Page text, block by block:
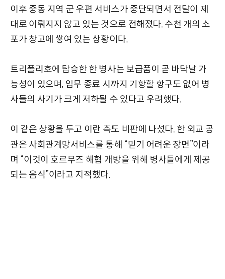
이후 중동 지역 군 우편 서비스가 중단되면서 전달이 제
대로 이뤄지지 않고 있는 것으로 전해졌다. 수천 개의 소
포가 창고에 쌓여 있는 상황이다.
트리폴리호에 탑승한 한 병사는 보급품이 곧 바닥날 가
능성이 있으며, 임무 종료 시까지 기항할 항구도 없어 병
사들의 사기가 크게 저하될 수 있다고 우려했다.
이 같은 상황을 두고 이란 측도 비판에 나섰다. 한 외교 공
관은 사회관계망서비스를 통해 “믿기 어려운 장면”이라
며 “이것이 호르무즈 해협 개방을 위해 병사들에게 제공
되는 음식”이라고 지적했다.